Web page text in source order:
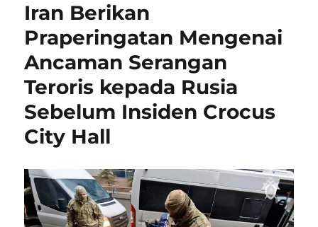
Iran Berikan
Praperingatan Mengenai
Ancaman Serangan
Teroris kepada Rusia
Sebelum Insiden Crocus
City Hall